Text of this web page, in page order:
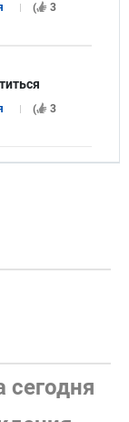
(
3
(
3
сегодня